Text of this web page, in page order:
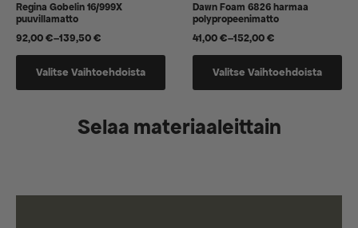
Regina Gobelin 16/999X
puuvillamatto
92,00€–139,50€
Hintaluokka:
92,00 €
Valitse Vaihtoehdoista
tuotteella
muunnelma.
Dawn Foam 6826 harmaa
polypropeenimatto
41,00€–152,00€
Hintaluokka:
41,00 €
Valitse Vaihtoehdoista
tuotteella
useampi
muunnelma.
Selaa materiaaleittain